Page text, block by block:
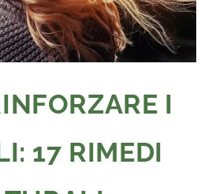
I
17 RIMEDI